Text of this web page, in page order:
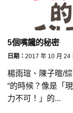
5個嘴饞的秘密
日期： 2017 年 10 月 24
楊雨瑄、陳子暄/
“的時候？像是「
力不可！」的...